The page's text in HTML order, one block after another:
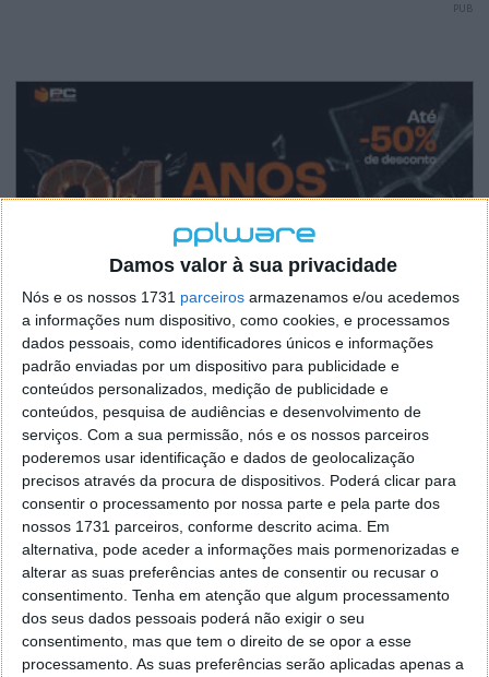
Damos valor à sua privacidade
Nós e os nossos 1731 parceiros armazenamos e/ou acedemos
a informações num dispositivo, como cookies, e processamos
dados pessoais, como identificadores únicos e informações
padrão enviadas por um dispositivo para publicidade e
conteúdos personalizados, medição de publicidade e
conteúdos, pesquisa de audiências e desenvolvimento de
serviços. Com a sua permissão, nós e os nossos parceiros
poderemos usar identificação e dados de geolocalização
precisos através da procura de dispositivos. Poderá clicar para
consentir o processamento por nossa parte e pela parte dos
nossos 1731 parceiros, conforme descrito acima. Em
alternativa, pode aceder a informações mais pormenorizadas e
alterar as suas preferências antes de consentir ou recusar o
consentimento. Tenha em atenção que algum processamento
dos seus dados pessoais poderá não exigir o seu
consentimento, mas que tem o direito de se opor a esse
processamento. As suas preferências serão aplicadas apenas a
PUB